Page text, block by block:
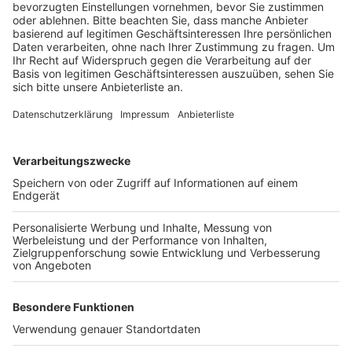
Anzeige
Schon an diesem Wochenende kann das Freibad nur
ist, heißt es von der Stadt. Aktuell werde mit
das Freibad bei den sommerlichen Temperaturen
öffnen zu können. Am Montag, den 19. Juni muss das
Bad aber in jeden Fall geschlossen bleiben. Wie es
dann ab Dienstag weitergeht, will die Stadtverwaltung
kurzfristig bekanntgeben.
Anzeige